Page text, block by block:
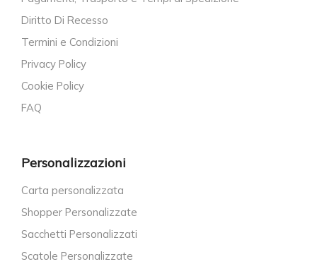
Diritto Di Recesso
Termini e Condizioni
Privacy Policy
Cookie Policy
FAQ
Personalizzazioni
Carta personalizzata
Shopper Personalizzate
Sacchetti Personalizzati
Scatole Personalizzate